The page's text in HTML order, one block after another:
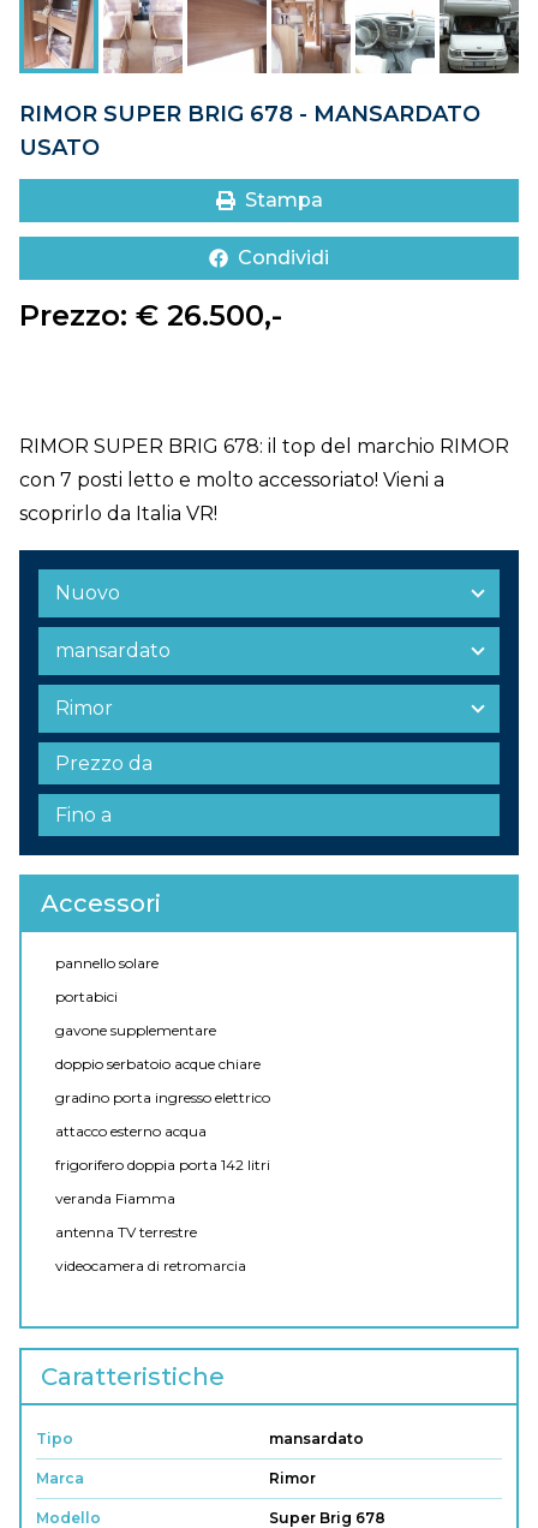
DOVE SIAMO
CONTATTI
RIMOR SUPER BRIG 678 - MANSARDATO
USATO
Stampa
Condividi
Prezzo: € 26.500,-
RIMOR SUPER BRIG 678: il top del marchio RIMOR
con 7 posti letto e molto accessoriato! Vieni a
scoprirlo da Italia VR!
Accessori
pannello solare
portabici
gavone supplementare
doppio serbatoio acque chiare
gradino porta ingresso elettrico
attacco esterno acqua
frigorifero doppia porta 142 litri
veranda Fiamma
antenna TV terrestre
videocamera di retromarcia
Caratteristiche
Tipo mansardato
Marca Rimor
Modello Super Brig 678